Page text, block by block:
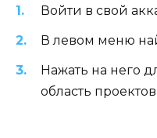
Войти в свой
В левом меню
Нажать на него
область проектов